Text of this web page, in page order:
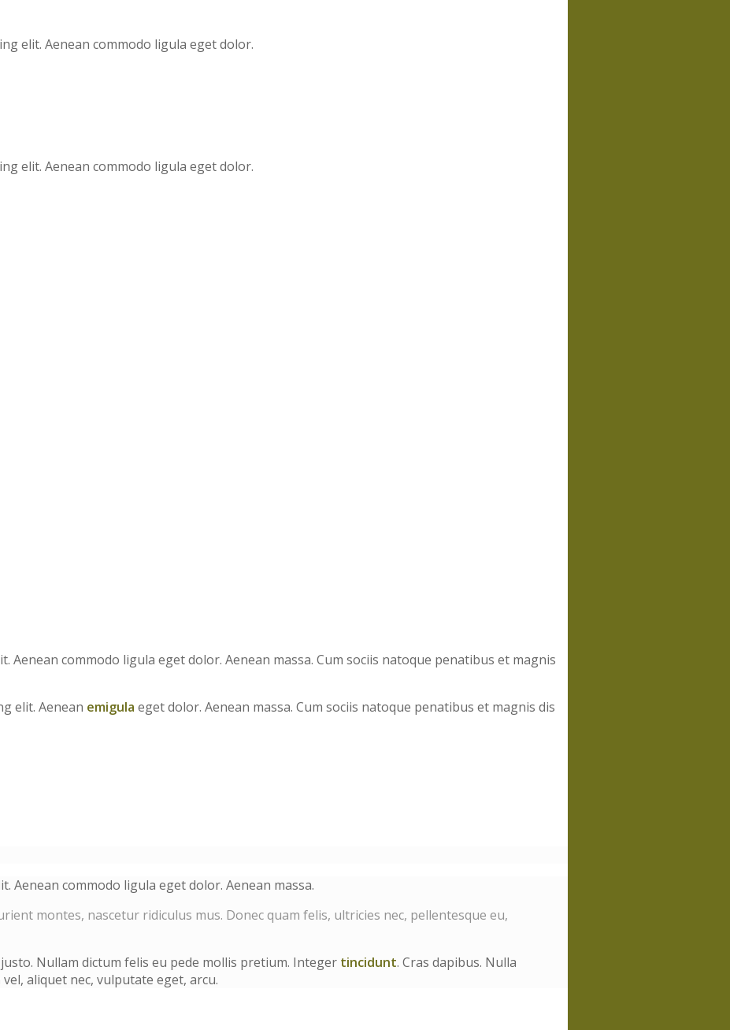
elit. Aenean commodo ligula eget dolor.
elit. Aenean commodo ligula eget dolor.
Aenean commodo ligula eget dolor. Aenean massa. Cum sociis natoque penatibus et magnis
elit. Aenean emigula eget dolor. Aenean massa. Cum sociis natoque penatibus et magnis dis
Aenean commodo ligula eget dolor. Aenean massa.
montes, nascetur ridiculus mus. Donec quam felis, ultricies nec, pellentesque eu,
Nullam dictum felis eu pede mollis pretium. Integer tincidunt. Cras dapibus. Nulla
aliquet nec, vulputate eget, arcu.